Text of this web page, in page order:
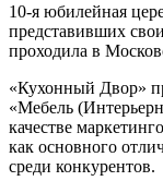
10-я юбилейная
представивших
проходила в
«Кухонный Двор»
«Мебель
качестве
как основного
среди конкурентов.